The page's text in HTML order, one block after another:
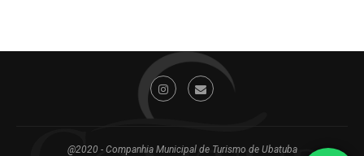
@2020 - Companhia Municipal de Turismo de Ubatuba